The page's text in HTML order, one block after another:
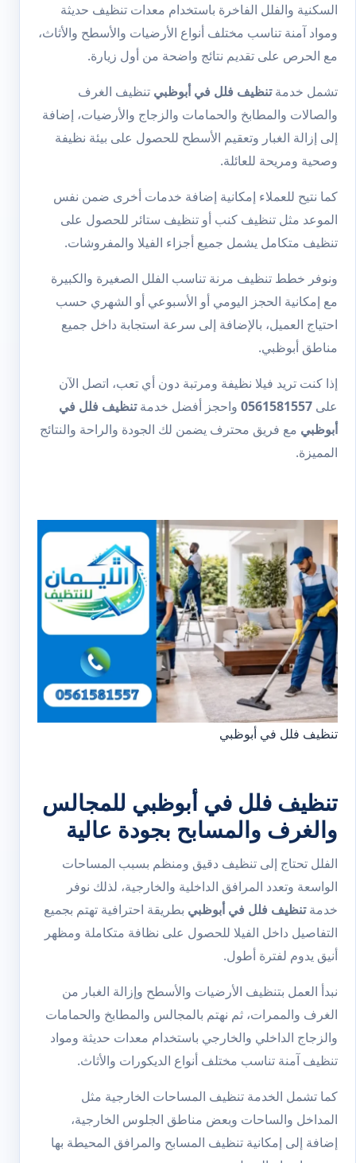
السكنية والفلل الفاخرة باستخدام معدات تنظيف حديثة
ومواد آمنة تناسب مختلف أنواع الأرضيات والأسطح والأثاث،
مع الحرص على تقديم نتائج واضحة من أول زيارة.
تشمل خدمةتنظيف فلل في أبوظبي تنظيف الغرف
والصالات والمطابخ والحمامات والزجاج والأرضيات، إضافة
إلى إزالة الغبار وتعقيم الأسطح للحصول على بيئة نظيفة
وصحية ومريحة للعائلة.
كما نتيح للعملاء إمكانية إضافة خدمات أخرى ضمن نفس
الموعد مثل تنظيف كنب أو تنظيف ستائر للحصول على
تنظيف متكامل يشمل جميع أجزاء الفيلا والمفروشات.
ونوفر خطط تنظيف مرنة تناسب الفلل الصغيرة والكبيرة
مع إمكانية الحجز اليومي أو الأسبوعي أو الشهري حسب
احتياج العميل، بالإضافة إلى سرعة استجابة داخل جميع
مناطق أبوظبي.
إذا كنت تريد فيلا نظيفة ومرتبة دون أي تعب، اتصل الآن
على 0561581557 واحجز أفضل خدمةتنظيف فلل في
أبوظبي مع فريق محترف يضمن لك الجودة والراحة والنتائج
المميزة.
تنظيف فلل في أبوظبي
تنظيف فلل في أبوظبي للمجالس
والغرف والمسابح بجودة عالية
الفلل تحتاج إلى تنظيف دقيق ومنظم بسبب المساحات
الواسعة وتعدد المرافق الداخلية والخارجية، لذلك نوفر
خدمةتنظيف فلل في أبوظبي بطريقة احترافية تهتم بجميع
التفاصيل داخل الفيلا للحصول على نظافة متكاملة ومظهر
أنيق يدوم لفترة أطول.
نبدأ العمل بتنظيف الأرضيات والأسطح وإزالة الغبار من
الغرف والممرات، ثم نهتم بالمجالس والمطابخ والحمامات
والزجاج الداخلي والخارجي باستخدام معدات حديثة ومواد
تنظيف آمنة تناسب مختلف أنواع الديكورات والأثاث.
كما تشمل الخدمة تنظيف المساحات الخارجية مثل
المداخل والساحات وبعض مناطق الجلوس الخارجية،
إضافة إلى إمكانية تنظيف المسابح والمرافق المحيطة بها